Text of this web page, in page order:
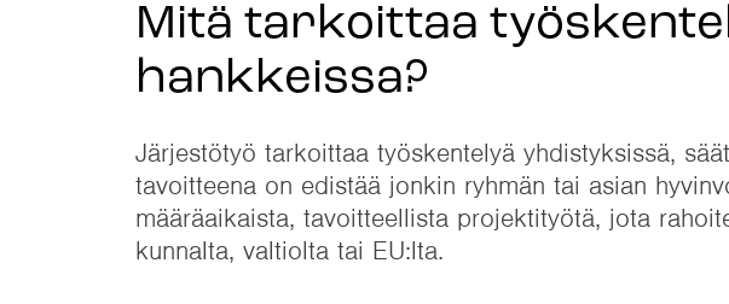
Mitä tarkoittaa
hankkeissa?
Järjestötyö tarkoittaa työskentelyä yhdistyksissä,
tavoitteena on edistää jonkin ryhmän tai asian
määräaikaista, tavoitteellista projektityötä, jota
kunnalta, valtiolta tai EU:lta.